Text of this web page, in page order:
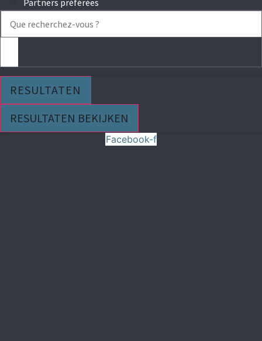
Partners préférées
Search
RESULTATEN
RESULTATEN BEKIJKEN
Facebook-f